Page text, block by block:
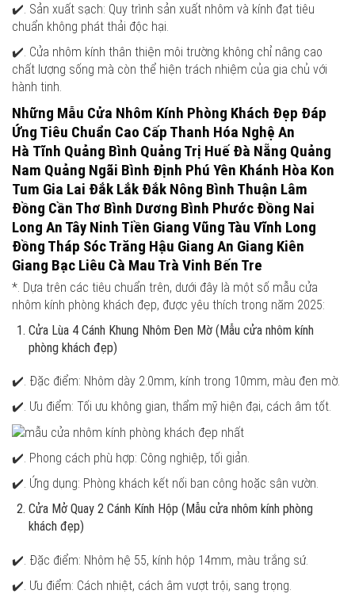
✔️. Sản xuất sạch: Quy trình sản xuất nhôm và kính đạt tiêu
chuẩn không phát thải độc hại.
✔️. Cửa nhôm kính thân thiện môi trường không chỉ nâng cao
chất lượng sống mà còn thể hiện trách nhiệm của gia chủ với
hành tinh.
Những Mẫu Cửa Nhôm Kính Phòng Khách Đẹp Đáp
Ứng Tiêu Chuẩn Cao Cấp Thanh Hóa Nghệ An
Hà Tĩnh Quảng Bình Quảng Trị Huế Đà Nẵng Quảng
Nam Quảng Ngãi Bình Định Phú Yên Khánh Hòa Kon
Tum Gia Lai Đắk Lắk Đắk Nông Bình Thuận Lâm
Đồng Cần Thơ Bình Dương Bình Phước Đồng Nai
Long An Tây Ninh Tiền Giang Vũng Tàu Vĩnh Long
Đồng Tháp Sóc Trăng Hậu Giang An Giang Kiên
Giang Bạc Liêu Cà Mau Trà Vinh Bến Tre
*. Dựa trên các tiêu chuẩn trên, dưới đây là một số mẫu cửa
nhôm kính phòng khách đẹp, được yêu thích trong năm 2025:
Cửa Lùa 4 Cánh Khung Nhôm Đen Mờ (Mẫu cửa nhôm kính
phòng khách đẹp)
✔️. Đặc điểm: Nhôm dày 2.0mm, kính trong 10mm, màu đen mờ.
✔️. Ưu điểm: Tối ưu không gian, thẩm mỹ hiện đại, cách âm tốt.
✔️. Phong cách phù hợp: Công nghiệp, tối giản.
✔️. Ứng dụng: Phòng khách kết nối ban công hoặc sân vườn.
Cửa Mở Quay 2 Cánh Kính Hộp (Mẫu cửa nhôm kính phòng
khách đẹp)
✔️. Đặc điểm: Nhôm hệ 55, kính hộp 14mm, màu trắng sứ.
✔️. Ưu điểm: Cách nhiệt, cách âm vượt trội, sang trọng.